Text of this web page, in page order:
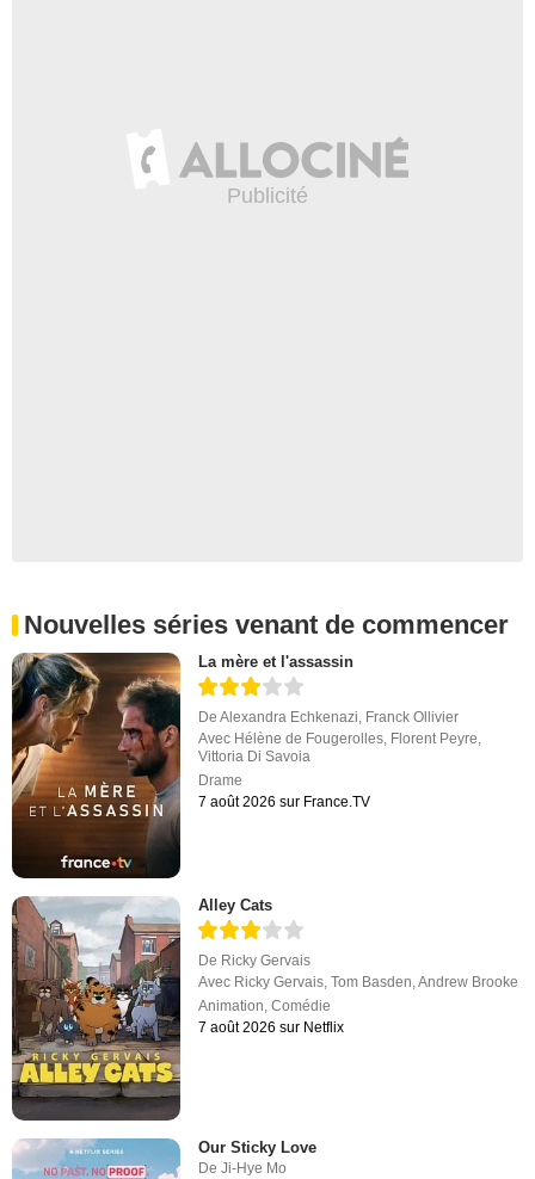
Nouvelles séries venant de commencer
La mère et l'assassin
DeAlexandra Echkenazi, Franck Ollivier
Avec Hélène de Fougerolles, Florent Peyre,
Vittoria Di Savoia
Drame
7 août 2026 sur France.TV
Alley Cats
De Ricky Gervais
Avec Ricky Gervais ,Tom Basden ,Andrew Brooke
Animation ,Comédie
7 août 2026 sur Netflix
Our Sticky Love
DeJi-Hye Mo